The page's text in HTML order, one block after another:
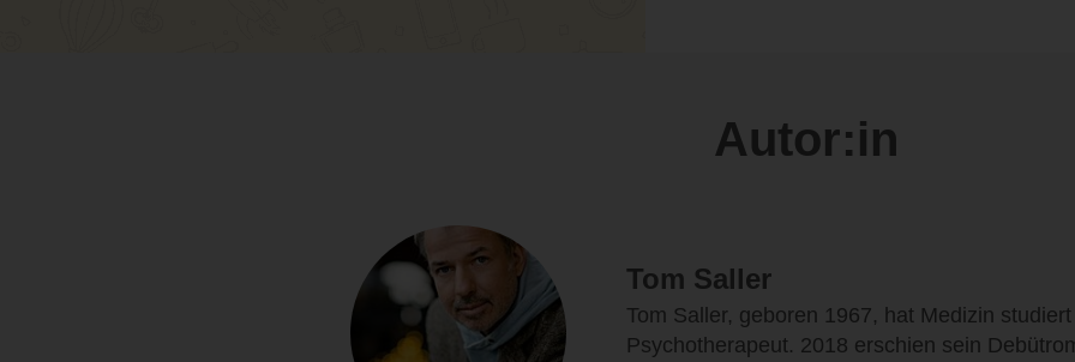
Autor:in
Tom Saller
Tom Saller, geboren 1967, hat Medizin
Psychotherapeut. 2018 erschien sein